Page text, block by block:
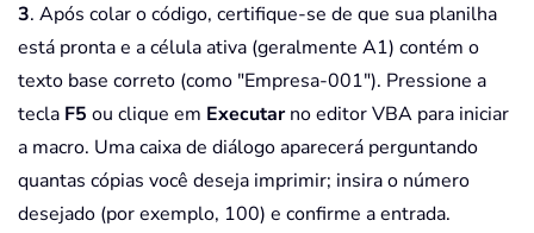
3. Após colar o código, certifique-se de que sua planilha
está pronta e a célula ativa (geralmente A1) contém o
texto base correto (como "Empresa-001"). Pressione a
tecla F5 ou clique em Executarno editor VBA para iniciar
a macro. Uma caixa de diálogo aparecerá perguntando
quantas cópias você deseja imprimir; insira o número
desejado (por exemplo, 100) e confirme a entrada.